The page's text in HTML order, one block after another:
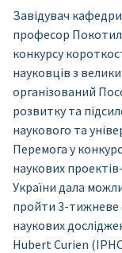
Завідувач кафедри
професор
конкурсу
науковців з
організований
розвитку та
наукового та
Перемога у
наукових
України дала
пройти 3-тижневе
наукових
Hubert Curien